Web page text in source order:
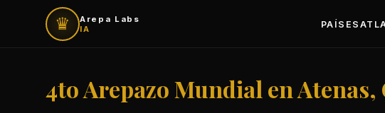
♛
Arepa Labs
IA
PAÍSES
4to Arepazo Mundial en Atenas,